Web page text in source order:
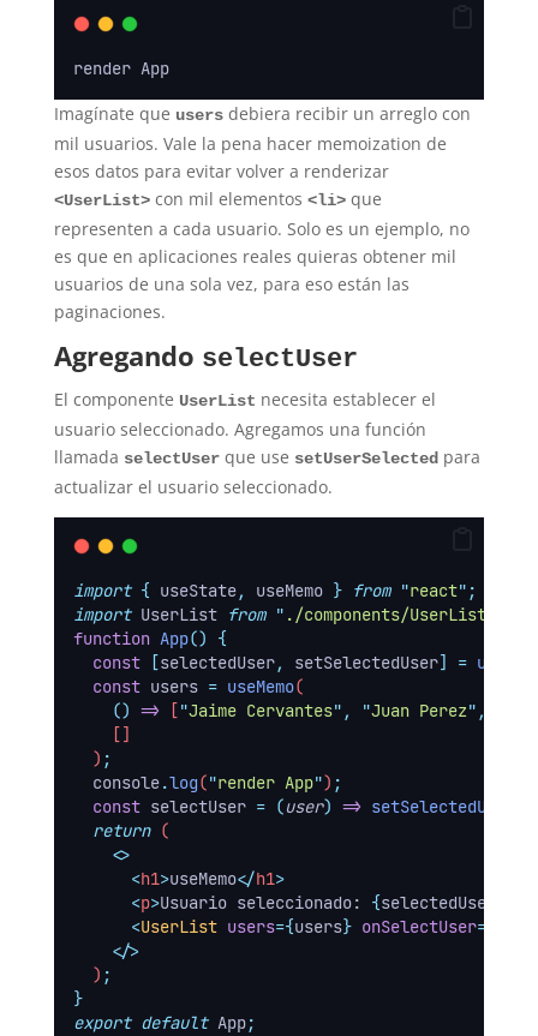
render App
Imagínate que usersdebiera recibir un arreglo con
mil usuarios. Vale la pena hacer memoization de
esos datos para evitar volver a renderizar
<UserList>con mil elementos <li>que
representen a cada usuario. Solo es un ejemplo, no
es que en aplicaciones reales quieras obtener mil
usuarios de una sola vez, para eso están las
paginaciones.
Agregando selectUser
El componente UserList necesita establecer el
usuario seleccionado. Agregamos una función
llamada selectUserque use setUserSelectedpara
actualizar el usuario seleccionado.
import { useState, useMemo } from "react" ;
import UserList from " ./components/UserList
function App()
{
const
[selectedUser, setSelectedUser] =
const users = useMemo(
() => ["Jaime Cervantes" , "Juan Perez" ,
    []
  )
;
console.log("render App") ;
const selectUser = (user) => setSelectedUser
return (
<>
<h1>useMemo</h1>
<p>Usuario seleccionado: {selectedUser
<UserList users={users} onSelectUser={
</>
  )
;
}
export default App;